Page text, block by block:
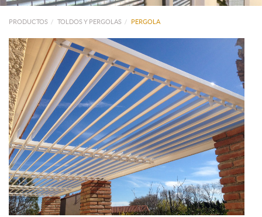
PRODUCTOS TOLDOS Y PERGOLAS PERGOLA